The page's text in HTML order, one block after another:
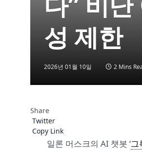
성 제한
2026년 01월 10일 2 Mins
Share
Twitter
Copy Link
일론 머스크의 AI 챗봇 ‘그